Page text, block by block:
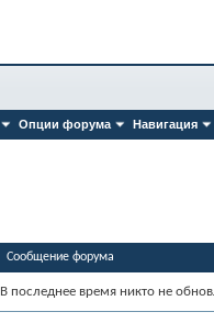
Опции форума Навигация
Сообщение форума
В последнее время никто не